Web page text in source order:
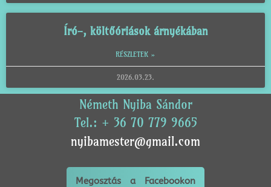
Író-, költőóriások árnyékában
RÉSZLETEK »
2026.03.23.
Németh Nyiba Sándor
Tel.: + 36 70 779 9665
nyibamester@gmail.com
Megosztás a Facebookon